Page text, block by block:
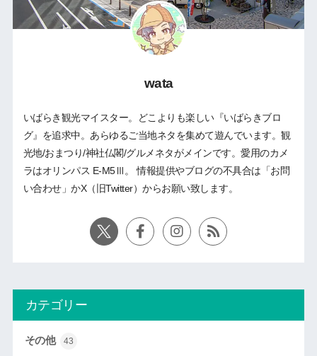
wata
いばらき観光マイスター。どこよりも楽しい『いばらきブロ
グ』を追求中。あらゆるご当地ネタを集めて遊んでいます。観
光地/おまつり/神社仏閣/グルメネタがメインです。愛用のカメ
ラはオリンパス E-M5Ⅲ。 情報提供やブログの不具合は「お問
い合わせ」かX（旧Twitter）からお願い致します。
カテゴリー
その他 43